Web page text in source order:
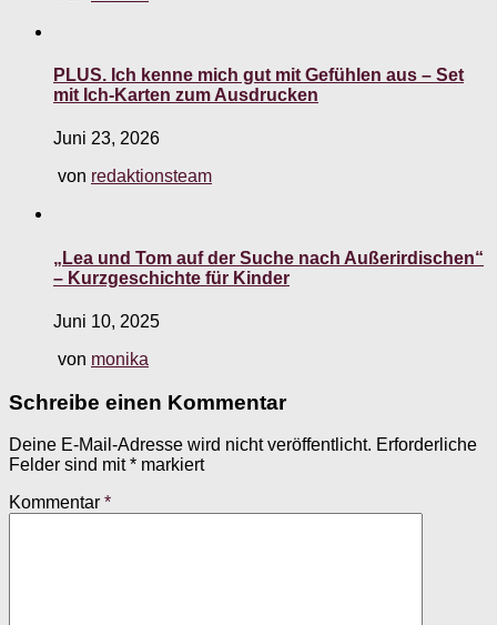
PLUS. Ich kenne mich gut mit Gefühlen aus – Set
mit Ich-Karten zum Ausdrucken
Juni 23, 2026
von redaktionsteam
„Lea und Tom auf der Suche nach Außerirdischen“
– Kurzgeschichte für Kinder
Juni 10, 2025
von monika
Schreibe einen Kommentar
Deine E-Mail-Adresse wird nicht veröffentlicht. Erforderliche
Felder sind mit* markiert
Kommentar *